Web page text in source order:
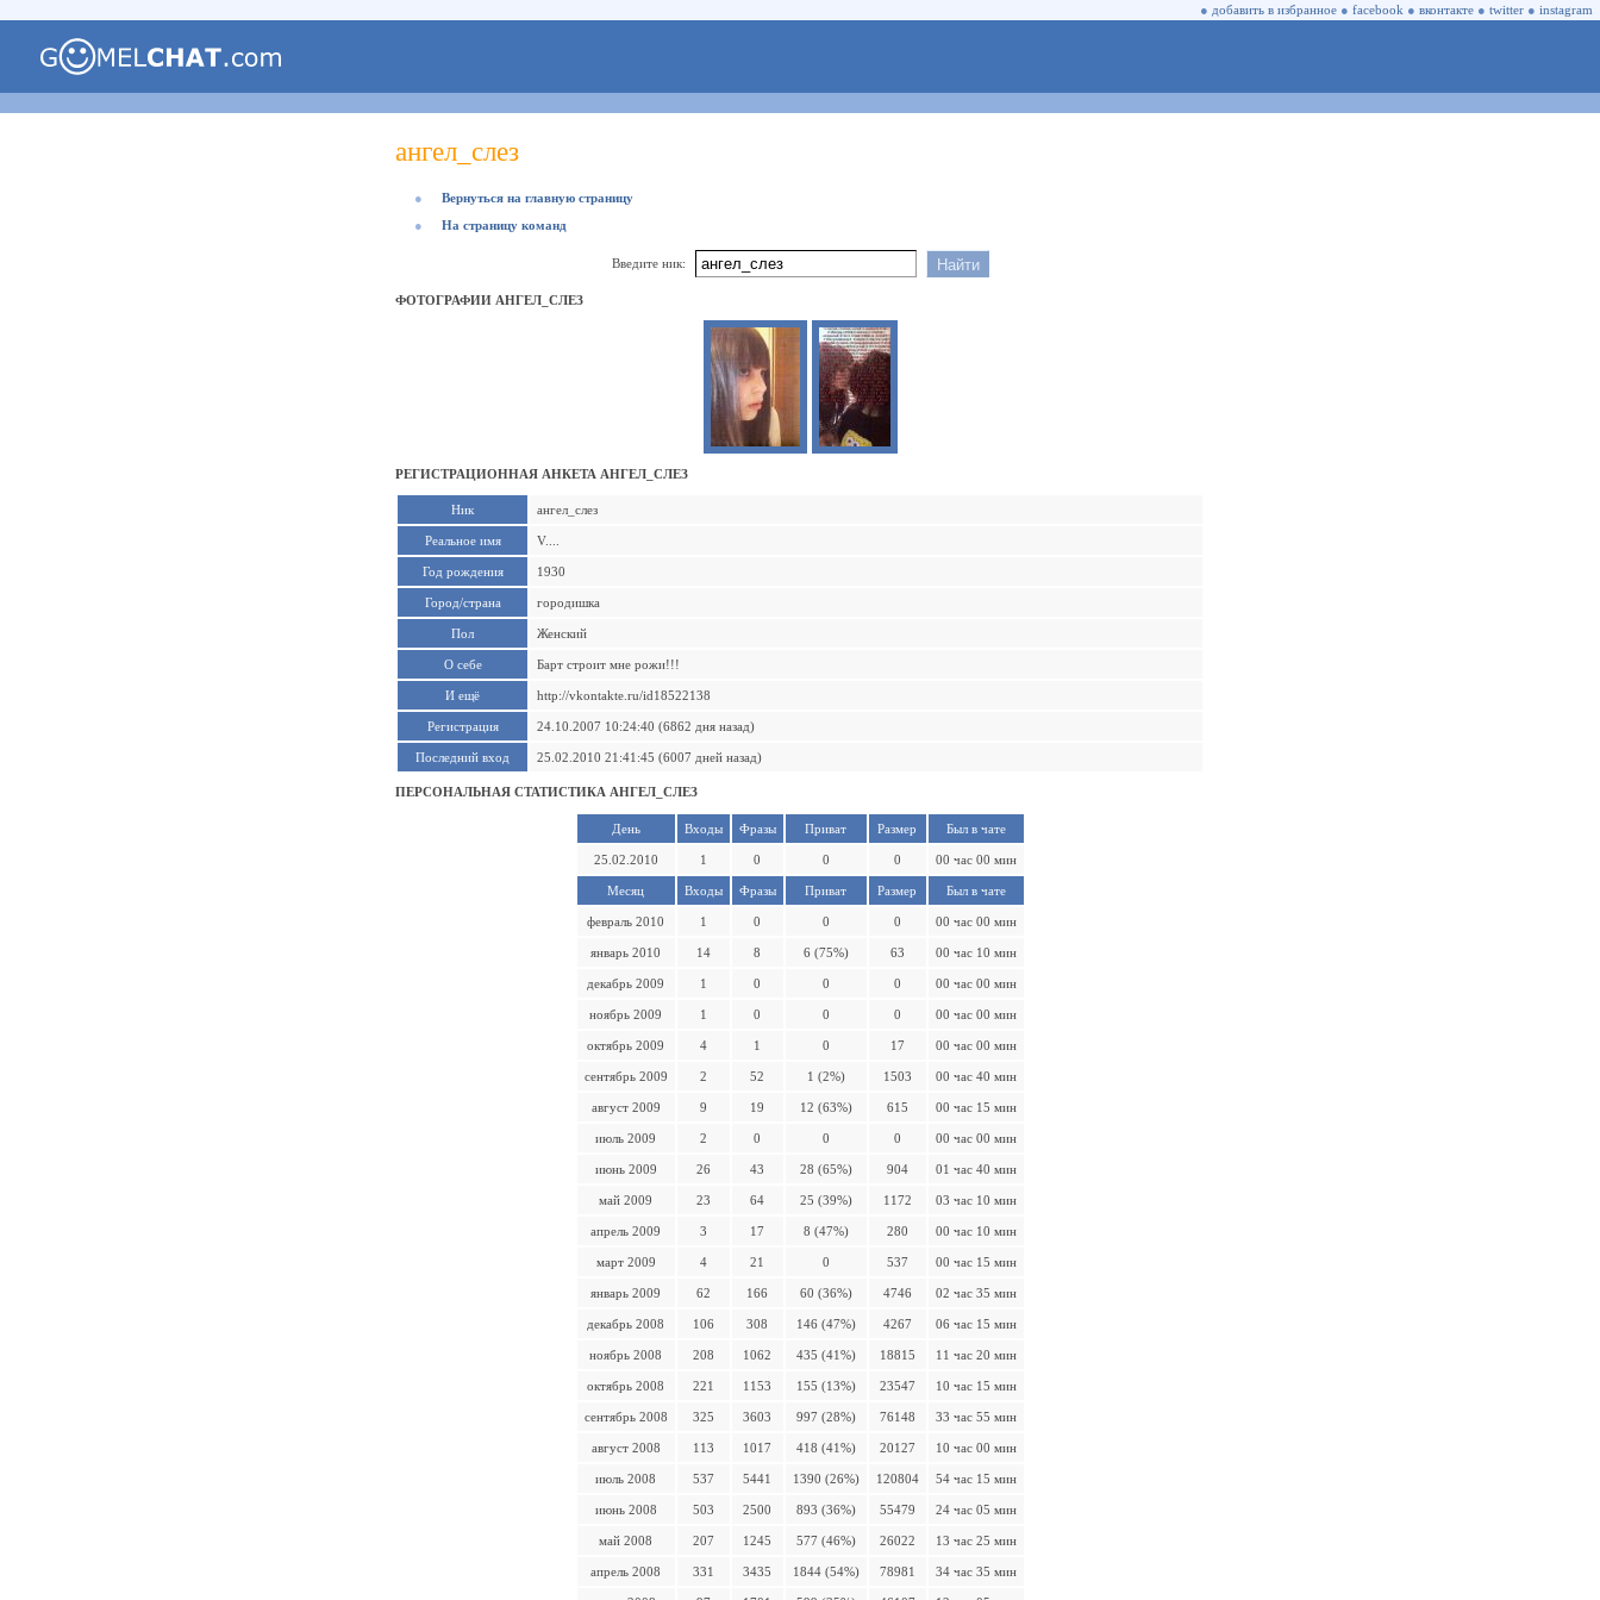
● добавить в избранное ● facebook ● вконтакте ● twitter ● instagram
ангел_слез
●
Вернуться на главную страницу
●
На страницу команд
Введите ник:
ФОТОГРАФИИ АНГЕЛ_СЛЕЗ
РЕГИСТРАЦИОННАЯ АНКЕТА АНГЕЛ_СЛЕЗ
Ник ангел_слез
Реальное имя V....
Год рождения 1930
Город/страна городишка
Пол Женский
О себе Барт строит мне рожи!!!
И ещё http://vkontakte.ru/id18522138
Регистрация 24.10.2007 10:24:40 (6862 дня назад)
Последний вход 25.02.2010 21:41:45 (6007 дней назад)
ПЕРСОНАЛЬНАЯ СТАТИСТИКА АНГЕЛ_СЛЕЗ
День Входы Фразы Приват Размер Был в чате
25.02.2010 1 0 0 0 00 час 00 мин
Месяц Входы Фразы Приват Размер Был в чате
февраль 2010 1 0 0 0 00 час 00 мин
январь 2010 14 8 6 (75%) 63 00 час 10 мин
декабрь 2009 1 0 0 0 00 час 00 мин
ноябрь 2009 1 0 0 0 00 час 00 мин
октябрь 2009 4 1 0 17 00 час 00 мин
сентябрь 2009 2 52 1 (2%) 1503 00 час 40 мин
август 2009 9 19 12 (63%) 615 00 час 15 мин
июль 2009 2 0 0 0 00 час 00 мин
июнь 2009 26 43 28 (65%) 904 01 час 40 мин
май 2009 23 64 25 (39%) 1172 03 час 10 мин
апрель 2009 3 17 8 (47%) 280 00 час 10 мин
март 2009 4 21 0 537 00 час 15 мин
январь 2009 62 166 60 (36%) 4746 02 час 35 мин
декабрь 2008 106 308 146 (47%) 4267 06 час 15 мин
ноябрь 2008 208 1062 435 (41%) 18815 11 час 20 мин
октябрь 2008 221 1153 155 (13%) 23547 10 час 15 мин
сентябрь 2008 325 3603 997 (28%) 76148 33 час 55 мин
август 2008 113 1017 418 (41%) 20127 10 час 00 мин
июль 2008 537 5441 1390 (26%) 120804 54 час 15 мин
июнь 2008 503 2500 893 (36%) 55479 24 час 05 мин
май 2008 207 1245 577 (46%) 26022 13 час 25 мин
апрель 2008 331 3435 1844 (54%) 78981 34 час 35 мин